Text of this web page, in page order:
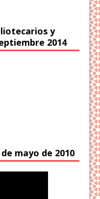
y
2014
mayo de 2010